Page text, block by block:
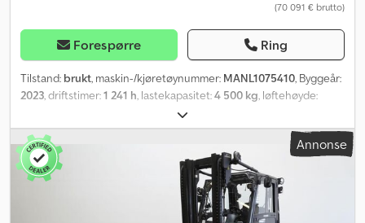
(70 091 € brutto)
Forespørre Ring
Tilstand: brukt, maskin-/kjøretøynummer: MANL1075410, Byggeår:
2023, driftstimer:1 241 h, lastekapasitet:4 500 kg, løftehøyde:
2 060 mm
mastetype:triplex, batterikapasitet:930 Ah, batterispenning:80 V,
gaffelbærerbredde:
28x12,5-15,
bakdekkstørrelse:
, egenvekt:8 467 kg, total høyde:
mm, total lengde: , total bredde:1 440 mm, drivstoff:
Annonse